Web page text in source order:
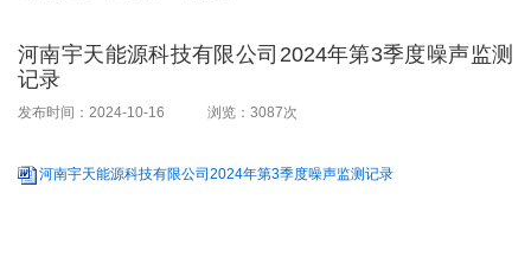
河南宇天能源科技有限公司2024年第3季度噪声监测
记录
发布时间：2024-10-16 浏览：3087次
河南宇天能源科技有限公司2024年第3季度噪声监测记录